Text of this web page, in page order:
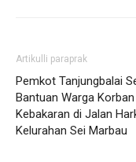
Artikulli paraprak
Pemkot Tanjungbalai
Bantuan Warga Korban
Kebakaran di Jalan
Kelurahan Sei Marbau